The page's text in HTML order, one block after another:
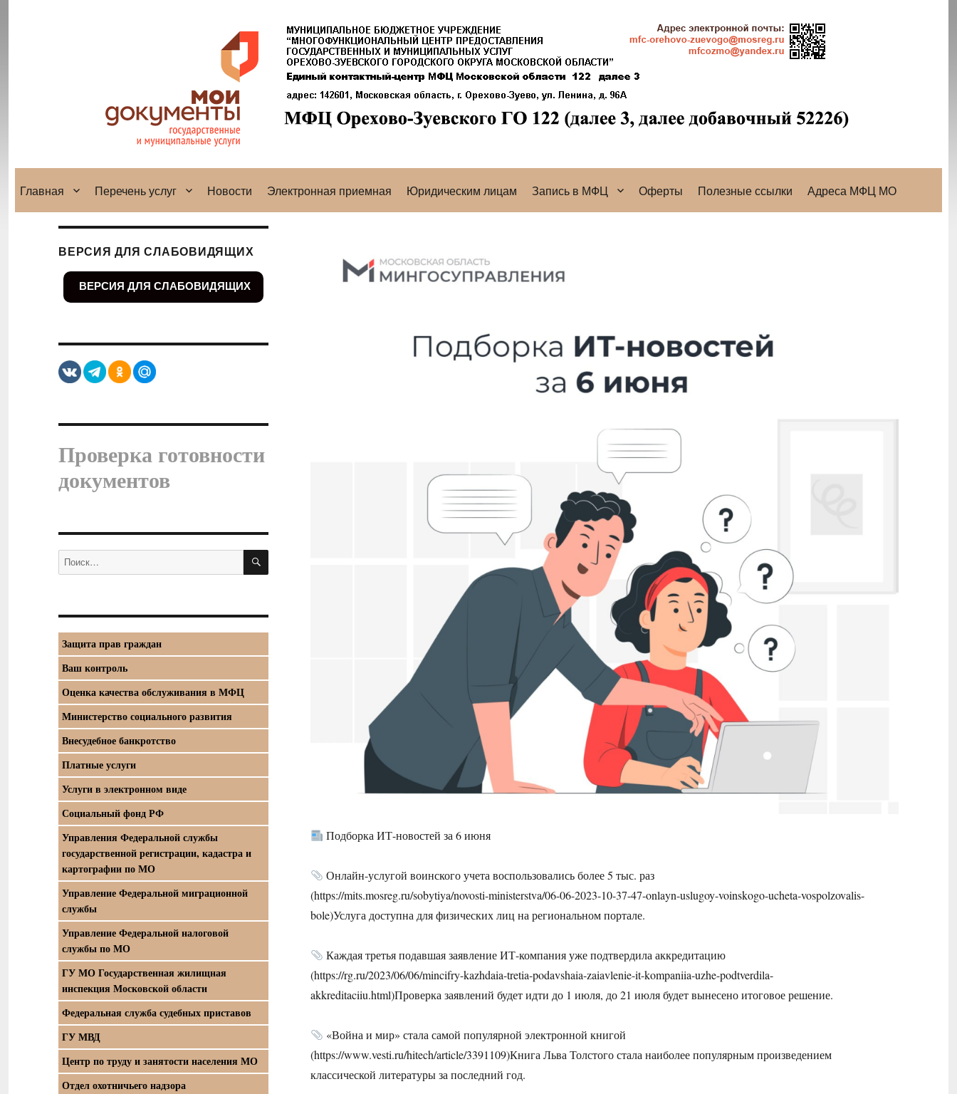
Главная Перечень услуг Новости Электронная приемная Юридическим лицам Запись в МФЦ Оферты Полезные ссылки Адреса МФЦ МО
Подборка ИТ-новостей за 6 июня
Онлайн-услугой воинского учета воспользовались более 5 тыс. раз
(https://mits.mosreg.ru/sobytiya/novosti-ministerstva/06-06-2023-10-37-47-onlayn-uslugoy-voinskogo-ucheta-vospolzovalis-
bole)Услуга доступна для физических лиц на региональном портале.
Каждая третья подавшая заявление ИТ-компания уже подтвердила аккредитацию
(https://rg.ru/2023/06/06/mincifry-kazhdaia-tretia-podavshaia-zaiavlenie-it-kompaniia-uzhe-podtverdila-
akkreditaciiu.html)Проверка заявлений будет идти до 1 июля, до 21 июля будет вынесено итоговое решение.
«Война и мир» стала самой популярной электронной книгой
(https://www.vesti.ru/hitech/article/3391109)Книга Льва Толстого стала наиболее популярным произведением
классической литературы за последний год.
ВЕРСИЯ ДЛЯ СЛАБОВИДЯЩИХ
ВЕРСИЯ ДЛЯ СЛАБОВИДЯЩИХ
Проверка готовности
документов
Искать: ПОИСК
Защита прав граждан
Ваш контроль
Оценка качества обслуживания в МФЦ
Министерство социального развития
Внесудебное банкротство
Платные услуги
Услуги в электронном виде
Социальный фонд РФ
Управления Федеральной службы
государственной регистрации, кадастра и
картографии по МО
Управление Федеральной миграционной
службы
Управление Федеральной налоговой
службы по МО
ГУ МО Государственная жилищная
инспекция Московской области
Федеральная служба судебных приставов
ГУ МВД
Центр по труду и занятости населения МО
Отдел охотничьего надзора